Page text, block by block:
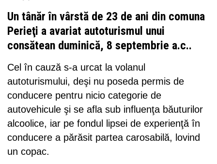
Un tânăr în vârstă de 23 de ani din comuna
Perieţi a avariat autoturismul unui
consătean duminică, 8 septembrie a.c..
Cel în cauză s-a urcat la volanul
autoturismului, deşi nu poseda permis de
conducere pentru nicio categorie de
autovehicule şi se afla sub influenţa băuturilor
alcoolice, iar pe fondul lipsei de experienţă în
conducere a părăsit partea carosabilă, lovind
un copac.